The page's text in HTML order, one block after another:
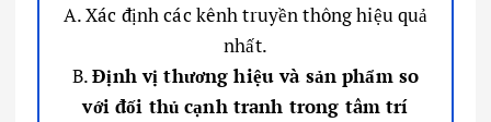
A. Xác định các kênh truyền thông hiệu quả
nhất.
B.Định vị thương hiệu và sản phẩm so
với đối thủ cạnh tranh trong tâm trí